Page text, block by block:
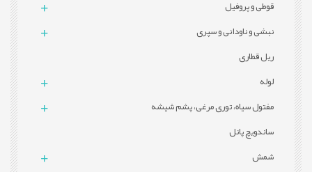
قوطی و پروفيل
نبشی و ناودانی و سپری
ریل قطاری
لوله
مفتول سیاه، توری مرغی، پشم شیشه
ساندویچ پانل
شمش